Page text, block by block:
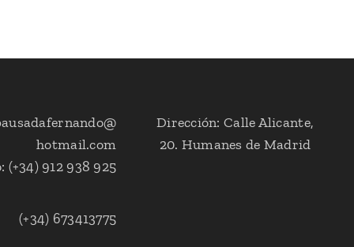
hotmail.com
(+34) 912 938 925
(+34) 673413775
Dirección: Calle Alicante,
20. Humanes de Madrid